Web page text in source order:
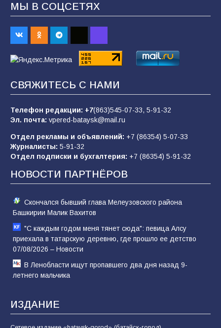
«Пургу нести — не поля переходить»: почему
заявления о мобилизации — это
пропагандистский вброс
01.08.2026
«Слухами Москву не возьмёшь»: почему
заявления Киева о мобилизации — это
отчаяние, а не разведка
81 02.08.2026
Морской квест в детском саду: как
воспитанники спасали Нептуна
74 01.08.2026
МЫ В СОЦСЕТЯХ
СВЯЖИТЕСЬ С НАМИ
Телефон редакции: +7(863)545-07-33, 5-91-32
Эл. почта: vpered-bataysk@mail.ru
Отдел рекламы и объявлений: +7 (86354) 5-07-33
Журналисты: 5-91-32
Отдел подписки и бухгалтерия: +7 (86354) 5-91-32
НОВОСТИ ПАРТНЁРОВ
Скончался бывший глава Мелеузовского района
Башкирии Малик Вахитов
"С каждым годом меня тянет сюда": певица Алсу
приехала в татарскую деревню, где прошло ее детство
07/08/2026 – Новости
В Ленобласти ищут пропавшего два дня назад 9-
летнего мальчика
ИЗДАНИЕ